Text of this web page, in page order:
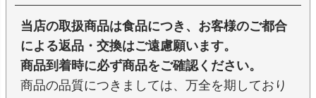
当店の取扱商品は食品につき、お客様のご都合
による返品・交換はご遠慮願います。
商品到着時に必ず商品をご確認ください。
商品の品質につきましては、万全を期しており